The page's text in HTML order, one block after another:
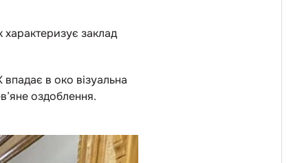
характеризує заклад
в око візуальна
оздоблення.